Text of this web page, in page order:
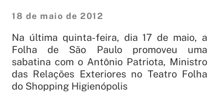
18 de maio de 2012
Na última quinta-feira, dia 17 de maio, a
Folha de São Paulo promoveu uma
sabatina com o Antônio Patriota, Ministro
das Relações Exteriores no Teatro Folha
do Shopping Higienópolis